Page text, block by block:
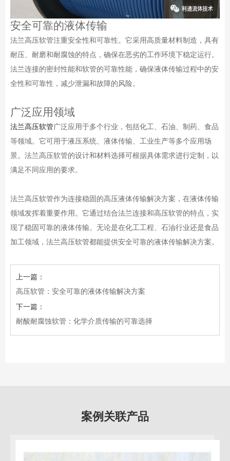
安全可靠的液体传输
法兰高压软管注重安全性和可靠性。它采用高质量材料制造，具有
耐压、耐磨和耐腐蚀的特点，确保在恶劣的工作环境下稳定运行。
法兰连接的密封性能和软管的可靠性能，确保液体传输过程中的安
全性和可靠性，减少泄漏和故障的风险。
广泛应用领域
法兰高压软管广泛应用于多个行业，包括化工、石油、制药、食品
等领域。它可用于液压系统、液体传输、工业生产等多个应用场
景。法兰高压软管的设计和材料选择可根据具体需求进行定制，以
满足不同应用的要求。
法兰高压软管作为连接稳固的高压液体传输解决方案，在液体传输
领域发挥着重要作用。它通过结合法兰连接和高压软管的特点，实
现了稳固可靠的液体传输。无论是在化工工程、石油行业还是食品
加工领域，法兰高压软管都能提供安全可靠的液体传输解决方案。
上一篇：
高压软管：安全可靠的液体传输解决方案
下一篇：
耐酸耐腐蚀软管：化学介质传输的可靠选择
案例关联产品